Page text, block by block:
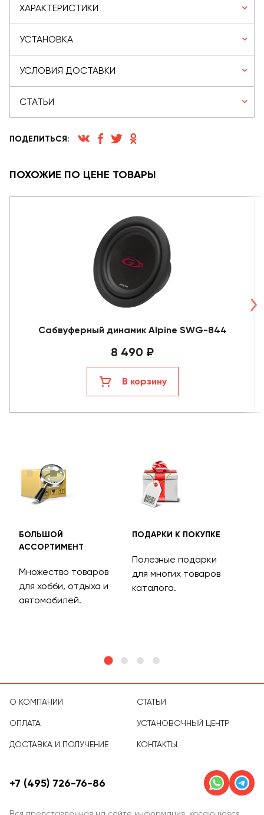
ХАРАКТЕРИСТИКИ
УСТАНОВКА
УСЛОВИЯ ДОСТАВКИ
СТАТЬИ
ПОДЕЛИТЬСЯ:
ПОХОЖИЕ ПО ЦЕНЕ ТОВАРЫ
Сабвуферный динамик Alpine SWG-844
8 490 ₽
В корзину
БОЛЬШОЙ
АССОРТИМЕНТ
Множество товаров
для хобби, отдыха и
автомобилей.
ПОДАРКИ К ПОКУПКЕ
Полезные подарки
для многих товаров
каталога.
О КОМПАНИИ
ОПЛАТА
ДОСТАВКА И ПОЛУЧЕНИЕ
СТАТЬИ
УСТАНОВОЧНЫЙ ЦЕНТР
КОНТАКТЫ
+7 (495) 726-76-86